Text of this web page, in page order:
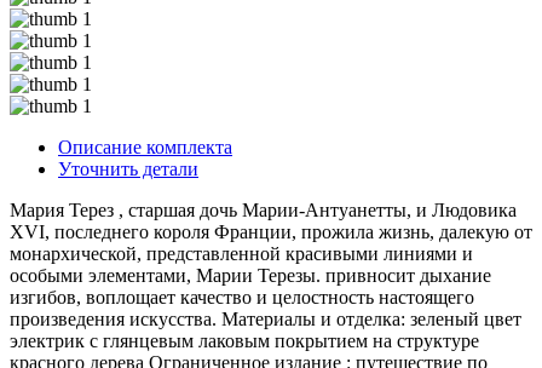
Описание комплекта
Уточнить детали
Мария Терез , старшая дочь Марии-Антуанетты, и Людовика
XVI, последнего короля Франции, прожила жизнь, далекую от
монархической, представленной красивыми линиями и
особыми элементами, Марии Терезы. привносит дыхание
изгибов, воплощает качество и целостность настоящего
произведения искусства. Материалы и отделка: зеленый цвет
электрик с глянцевым лаковым покрытием на структуре
красного дерева Ограниченное издание : путешествие по